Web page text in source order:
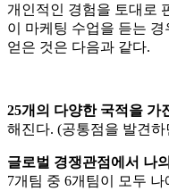
개인적인 경험을 토대로
이 마케팅 수업을 듣는
얻은 것은 다음과 같다.
25개의 다양한 국적을 가
해진다. (공통점을 발견
글로벌 경쟁관점에서 나
7개팀 중 6개팀이 모두